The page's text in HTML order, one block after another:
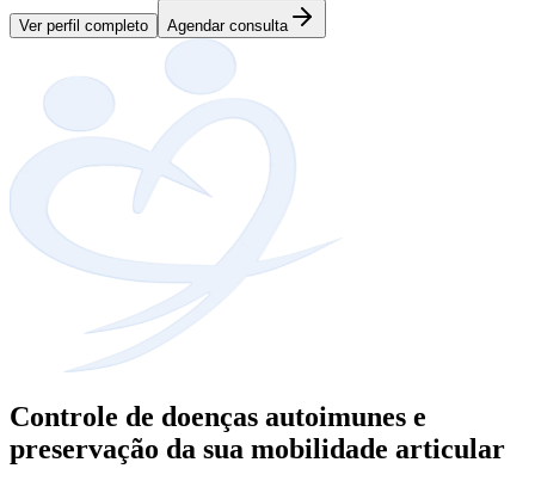
Ver perfil completo Agendar consulta
Controle de doenças autoimunes e
preservação da sua mobilidade articular